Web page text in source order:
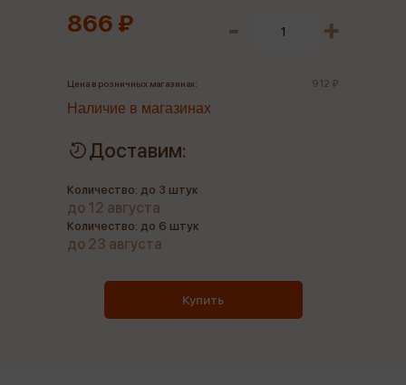
866 ₽
Цена в розничных магазинах: 912 ₽
Наличие в магазинах
Доставим:
Количество: до 3 штук
до 12 августа
Количество: до 6 штук
до 23 августа
Купить